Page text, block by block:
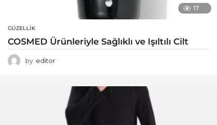
17
GÜZELLIK
COSMED Ürünleriyle Sağlıklı ve Işıltılı Cilt
by editor